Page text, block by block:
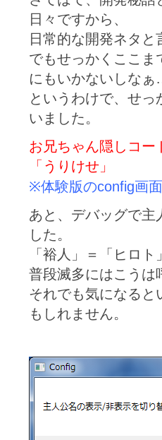
日々ですから、
日常的な開発ネタ
でもせっかくここま
にもいかないしな
というわけで、せ
いました。
お兄ちゃん隠しコー
「うりけせ」
※体験版のconfig
あと、デバッグで主
した。
「裕人」＝「ヒロ
普段滅多にはこう
それでも気になると
もしれません。